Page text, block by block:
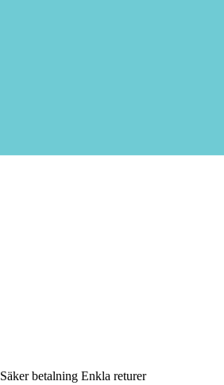
Säker betalning Enkla returer